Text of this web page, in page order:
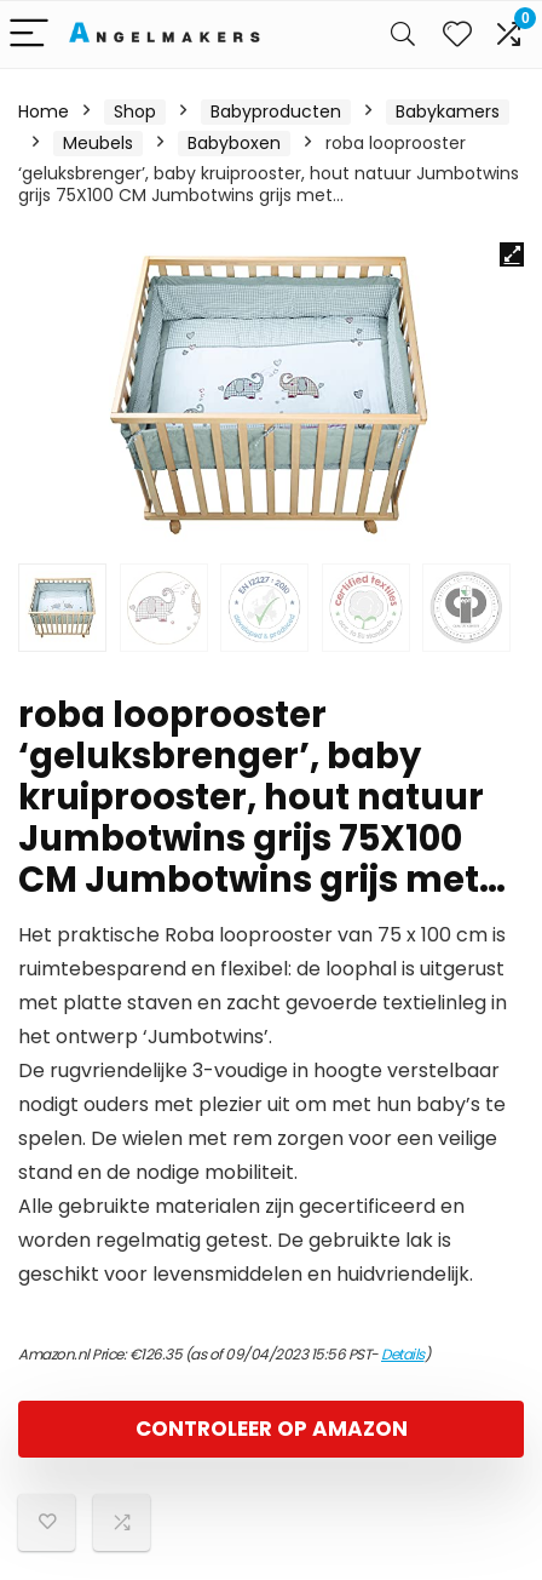
0
Home Shop Babyproducten
Babykamers
Meubels
Babyboxen
roba looprooster
‘geluksbrenger’, baby kruiprooster, hout natuur Jumbotwins
grijs 75X100 CM Jumbotwins grijs met…
roba looprooster
‘geluksbrenger’, baby
kruiprooster, hout natuur
Jumbotwins grijs 75X100
CM Jumbotwins grijs met…
Het praktische Roba looprooster van 75 x 100 cm is
ruimtebesparend en flexibel: de loophal is uitgerust
met platte staven en zacht gevoerde textielinleg in
het ontwerp ‘Jumbotwins’.
De rugvriendelijke 3-voudige in hoogte verstelbaar
nodigt ouders met plezier uit om met hun baby’s te
spelen. De wielen met rem zorgen voor een veilige
stand en de nodige mobiliteit.
Alle gebruikte materialen zijn gecertificeerd en
worden regelmatig getest. De gebruikte lak is
geschikt voor levensmiddelen en huidvriendelijk.
Amazon.nl Price:€126.35(as of 09/04/2023 15:56 PST-Details)
CONTROLEER OP AMAZON